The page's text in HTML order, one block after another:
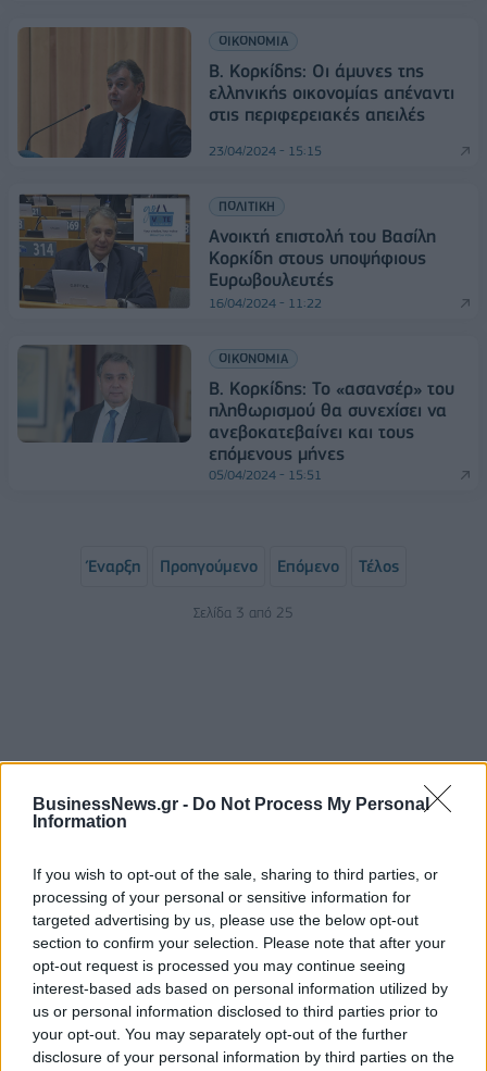
BusinessNews.gr - Do Not Process My Personal
Information
If you wish to opt-out of the sale, sharing to third parties, or
processing of your personal or sensitive information for
targeted advertising by us, please use the below opt-out
section to confirm your selection. Please note that after your
opt-out request is processed you may continue seeing
interest-based ads based on personal information utilized by
us or personal information disclosed to third parties prior to
your opt-out. You may separately opt-out of the further
disclosure of your personal information by third parties on the
ΟΙΚΟΝΟΜΙΑ
Β. Κορκίδης: Οι άμυνες της
ελληνικής οικονομίας απέναντι
στις περιφερειακές απειλές
23/04/2024 - 15:15
ΠΟΛΙΤΙΚΗ
Ανοικτή επιστολή του Βασίλη
Κορκίδη στους υποψήφιους
Ευρωβουλευτές
16/04/2024 - 11:22
ΟΙΚΟΝΟΜΙΑ
Β. Κορκίδης: Το «ασανσέρ» του
πληθωρισμού θα συνεχίσει να
ανεβοκατεβαίνει και τους
επόμενους μήνες
05/04/2024 - 15:51
Έναρξη Προηγούμενο Επόμενο Τέλος
Σελίδα 3 από 25
ΡΟΗ ΕΙΔΗΣΕΩΝ
Χρηματιστήριο: Πτώση κατά 0,18%, στα 315,71
εκατ. ευρώ ο τζίρος
Είσοδος της γαλλικής Meridiam στην ηλεκτρική
διασύνδεση Ελλάδας – Κύπρου